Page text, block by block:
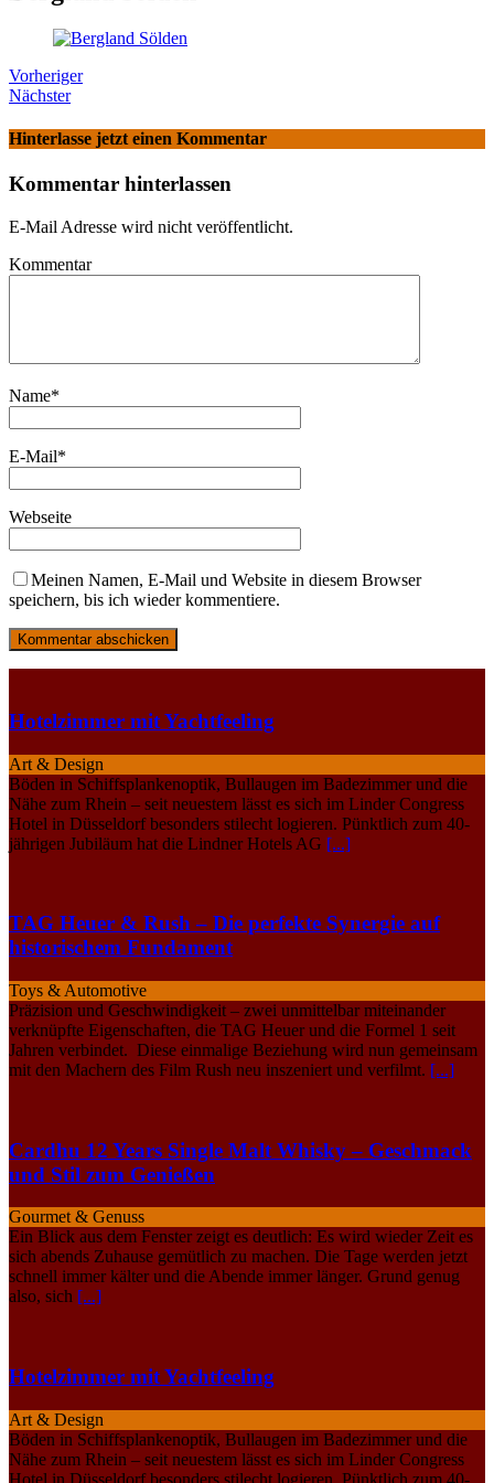
Vorheriger
Nächster
Hinterlasse jetzt einen Kommentar
Kommentar hinterlassen
E-Mail Adresse wird nicht veröffentlicht.
Kommentar
Name*
E-Mail*
Webseite
Meinen Namen, E-Mail und Website in diesem Browser
speichern, bis ich wieder kommentiere.
Hotelzimmer mit Yachtfeeling
Art & Design
Böden in Schiffsplankenoptik, Bullaugen im Badezimmer und die
Nähe zum Rhein – seit neuestem lässt es sich im Linder Congress
Hotel in Düsseldorf besonders stilecht logieren. Pünktlich zum 40-
jährigen Jubiläum hat die Lindner Hotels AG [...]
TAG Heuer & Rush – Die perfekte Synergie auf
historischem Fundament
Toys & Automotive
Präzision und Geschwindigkeit – zwei unmittelbar miteinander
verknüpfte Eigenschaften, die TAG Heuer und die Formel 1 seit
Jahren verbindet. Diese einmalige Beziehung wird nun gemeinsam
mit den Machern des Film Rush neu inszeniert und verfilmt. [...]
Cardhu 12 Years Single Malt Whisky – Geschmack
und Stil zum Genießen
Gourmet & Genuss
Ein Blick aus dem Fenster zeigt es deutlich: Es wird wieder Zeit es
sich abends Zuhause gemütlich zu machen. Die Tage werden jetzt
schnell immer kälter und die Abende immer länger. Grund genug
also, sich [...]
Hotelzimmer mit Yachtfeeling
Art & Design
Böden in Schiffsplankenoptik, Bullaugen im Badezimmer und die
Nähe zum Rhein – seit neuestem lässt es sich im Linder Congress
Hotel in Düsseldorf besonders stilecht logieren. Pünktlich zum 40-